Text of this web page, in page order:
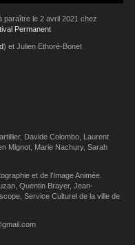
paraître le 2 avril 2021 chez
Permanent
) et Julien Ethoré-Bonet
Davide Colombo, Laurent
Mignot, Marie Nachury, Sarah
et de l’Image Animée.
Quentin Brayer, Jean-
Service Culturel de la ville de